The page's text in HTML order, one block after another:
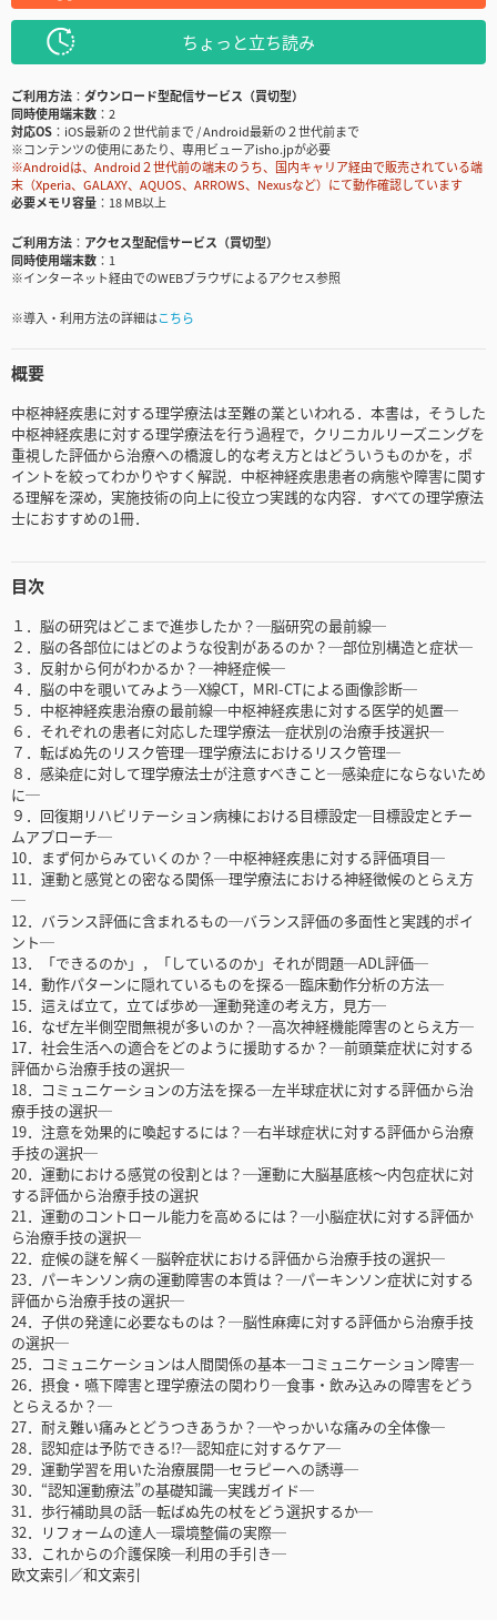
ちょっと立ち読み
ご利用方法
ダウンロード型配信サービス（買切型）
同時使用端末数
2
対応OS
iOS最新の２世代前まで / Android最新の２世代前まで
※コンテンツの使用にあたり、専用ビューアisho.jpが必要
※Androidは、Android２世代前の端末のうち、国内キャリア経由で販売されている端
末（Xperia、GALAXY、AQUOS、ARROWS、Nexusなど）にて動作確認しています
必要メモリ容量
18 MB以上
ご利用方法
アクセス型配信サービス（買切型）
同時使用端末数
1
※インターネット経由でのWEBブラウザによるアクセス参照
※導入・利用方法の詳細はこちら
概要
中枢神経疾患に対する理学療法は至難の業といわれる．本書は，そうした
中枢神経疾患に対する理学療法を行う過程で，クリニカルリーズニングを
重視した評価から治療への橋渡し的な考え方とはどういうものかを，ポ
イントを絞ってわかりやすく解説．中枢神経疾患患者の病態や障害に関す
る理解を深め，実施技術の向上に役立つ実践的な内容．すべての理学療法
士におすすめの1冊．
目次
１．脳の研究はどこまで進歩したか？─脳研究の最前線─
２．脳の各部位にはどのような役割があるのか？─部位別構造と症状─
３．反射から何がわかるか？─神経症候─
４．脳の中を覗いてみよう─X線CT，MRI-CTによる画像診断─
５．中枢神経疾患治療の最前線─中枢神経疾患に対する医学的処置─
６．それぞれの患者に対応した理学療法─症状別の治療手技選択─
７．転ばぬ先のリスク管理─理学療法におけるリスク管理─
８．感染症に対して理学療法士が注意すべきこと─感染症にならないため
に─
９．回復期リハビリテーション病棟における目標設定─目標設定とチー
ムアプローチ─
10．まず何からみていくのか？─中枢神経疾患に対する評価項目─
11．運動と感覚との密なる関係─理学療法における神経徴候のとらえ方
─
12．バランス評価に含まれるもの─バランス評価の多面性と実践的ポイ
ント─
13．「できるのか」，「しているのか」それが問題─ADL評価─
14．動作パターンに隠れているものを探る─臨床動作分析の方法─
15．這えば立て，立てば歩め─運動発達の考え方，見方─
16．なぜ左半側空間無視が多いのか？─高次神経機能障害のとらえ方─
17．社会生活への適合をどのように援助するか？─前頭葉症状に対する
評価から治療手技の選択─
18．コミュニケーションの方法を探る─左半球症状に対する評価から治
療手技の選択─
19．注意を効果的に喚起するには？─右半球症状に対する評価から治療
手技の選択─
20．運動における感覚の役割とは？─運動に大脳基底核～内包症状に対
する評価から治療手技の選択
21．運動のコントロール能力を高めるには？─小脳症状に対する評価か
ら治療手技の選択─
22．症候の謎を解く─脳幹症状における評価から治療手技の選択─
23．パーキンソン病の運動障害の本質は？─パーキンソン症状に対する
評価から治療手技の選択─
24．子供の発達に必要なものは？─脳性麻痺に対する評価から治療手技
の選択─
25．コミュニケーションは人間関係の基本─コミュニケーション障害─
26．摂食・嚥下障害と理学療法の関わり─食事・飲み込みの障害をどう
とらえるか？─
27．耐え難い痛みとどうつきあうか？─やっかいな痛みの全体像─
28．認知症は予防できる!?─認知症に対するケア─
29．運動学習を用いた治療展開─セラピーへの誘導─
30．“認知運動療法”の基礎知識─実践ガイド─
31．歩行補助具の話─転ばぬ先の杖をどう選択するか─
32．リフォームの達人─環境整備の実際─
33．これからの介護保険─利用の手引き─
欧文索引／和文索引